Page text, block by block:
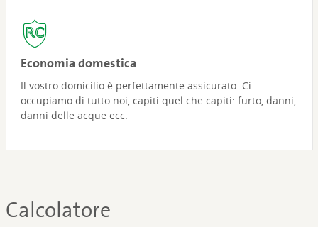
Economia domestica
Il vostro domicilio è perfettamente assicurato. Ci
occupiamo di tutto noi, capiti quel che capiti: furto, danni,
danni delle acque ecc.
Calcolatore